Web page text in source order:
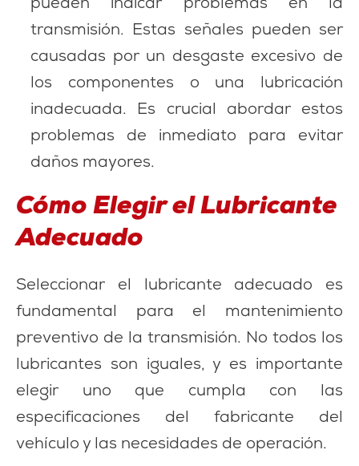
pueden indicar problemas en la
transmisión. Estas señales pueden ser
causadas por un desgaste excesivo de
los componentes o una lubricación
inadecuada. Es crucial abordar estos
problemas de inmediato para evitar
daños mayores.
Cómo Elegir el Lubricante
Adecuado
Seleccionar el lubricante adecuado es
fundamental para el mantenimiento
preventivo de la transmisión. No todos los
lubricantes son iguales, y es importante
elegir uno que cumpla con las
especificaciones del fabricante del
vehículo y las necesidades de operación.